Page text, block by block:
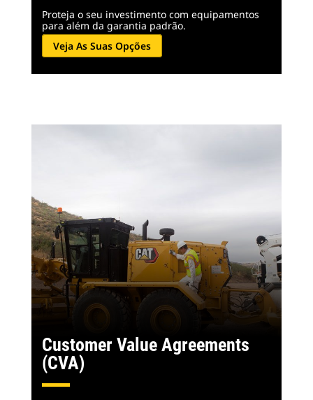
Proteja o seu investimento com equipamentos
para além da garantia padrão.
Veja As Suas Opções
Customer Value Agreements
(CVA)